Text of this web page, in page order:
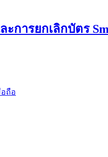
การยกเลิกบัตร
ถือ